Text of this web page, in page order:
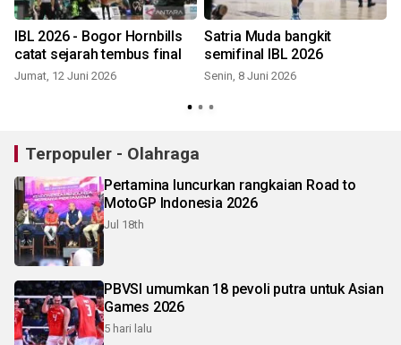
IBL 2026 - Bogor Hornbills
catat sejarah tembus final
Jumat, 12 Juni 2026
Satria Muda bangkit
semifinal IBL 2026
Senin, 8 Juni 2026
Terpopuler - Olahraga
Pertamina luncurkan rangkaian Road to
MotoGP Indonesia 2026
Jul 18th
PBVSI umumkan 18 pevoli putra untuk Asian
Games 2026
5 hari lalu